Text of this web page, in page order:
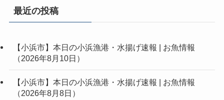
最近の投稿
【小浜市】本日の小浜漁港・水揚げ速報 | お魚情報
（2026年8月10日）
【小浜市】本日の小浜漁港・水揚げ速報 | お魚情報
（2026年8月8日）